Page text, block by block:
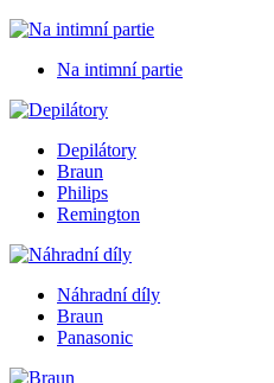
Na intimní partie
Depilátory
Braun
Philips
Remington
Náhradní díly
Braun
Panasonic